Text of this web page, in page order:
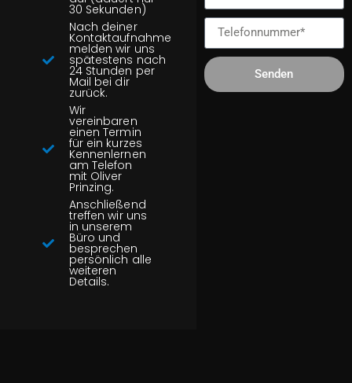
30 Sekunden)
Nach deiner
Kontaktaufnahme
melden wir uns
spätestens nach
24 Stunden per
Mail bei dir
zurück.
Wir
vereinbaren
einen Termin
für ein kurzes
Kennenlernen
am Telefon
mit Oliver
Prinzing.
Anschließend
treffen wir uns
in unserem
Büro und
besprechen
persönlich alle
weiteren
Details.
Senden